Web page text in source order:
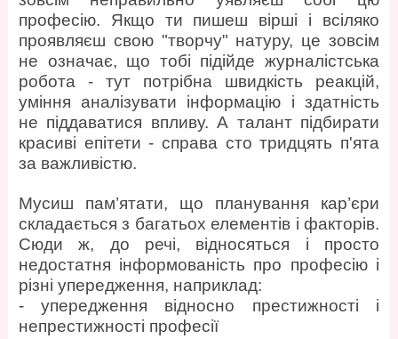
професію. Якщо ти пишеш вірші і всіляко
проявляєш свою "творчу" натуру, це зовсім
не означає, що тобі підійде журналістська
робота - тут потрібна швидкість реакцій,
уміння аналізувати інформацію і здатність
не піддаватися впливу. А талант підбирати
красиві епітети - справа сто тридцять п'ята
за важливістю.
Мусиш пам’ятати, що планування кар’єри
складається з багатьох елементів і факторів.
Сюди ж, до речі, відносяться і просто
недостатня інформованість про професію і
різні упередження, наприклад:
- упередження відносно престижності і
непрестижності професії